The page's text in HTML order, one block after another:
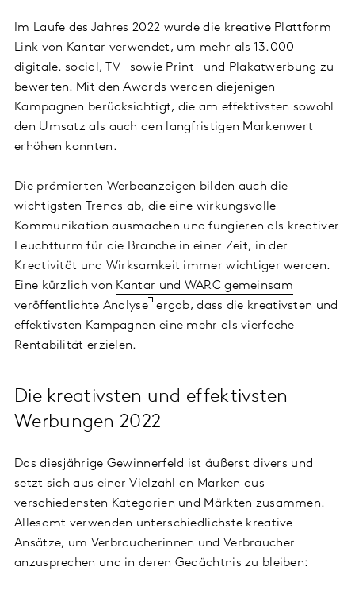
Im Laufe des Jahres 2022 wurde die kreative Plattform
Link von Kantar verwendet, um mehr als 13.000
digitale. social, TV- sowie Print- und Plakatwerbung zu
bewerten. Mit den Awards werden diejenigen
Kampagnen berücksichtigt, die am effektivsten sowohl
den Umsatz als auch den langfristigen Markenwert
erhöhen konnten.
Die prämierten Werbeanzeigen bilden auch die
wichtigsten Trends ab, die eine wirkungsvolle
Kommunikation ausmachen und fungieren als kreativer
Leuchtturm für die Branche in einer Zeit, in der
Kreativität und Wirksamkeit immer wichtiger werden.
Eine kürzlich von Kantar und WARC gemeinsam
veröffentlichte Analyse ergab, dass die kreativsten und
effektivsten Kampagnen eine mehr als vierfache
Rentabilität erzielen.
Die kreativsten und effektivsten
Werbungen 2022
Das diesjährige Gewinnerfeld ist äußerst divers und
setzt sich aus einer Vielzahl an Marken aus
verschiedensten Kategorien und Märkten zusammen.
Allesamt verwenden unterschiedlichste kreative
Ansätze, um Verbraucherinnen und Verbraucher
anzusprechen und in deren Gedächtnis zu bleiben: